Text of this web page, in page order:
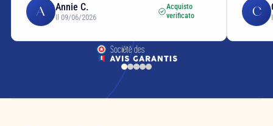
A Annie C.
Il 09/06/2026
Acquisto
verificato
C